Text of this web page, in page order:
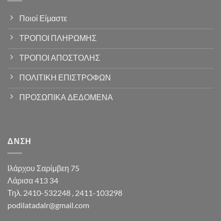
Ποιοί Είμαστε
ΤΡΟΠΟΙ ΠΛΗΡΩΜΗΣ
ΤΡΟΠΟΙ ΑΠΟΣΤΟΛΗΣ
ΠΟΛΙΤΙΚΗ ΕΠΙΣΤΡΟΦΩΝ
ΠΡΟΣΩΠΙΚΑ ΔΕΔΟΜΕΝΑ
ΔΝΣΗ
Ιλάρχου Σαρίμβεη 75
Λάρισα 413 34
Τηλ. 2410-532248 , 2411-103298
podilatadalr@gmail.com